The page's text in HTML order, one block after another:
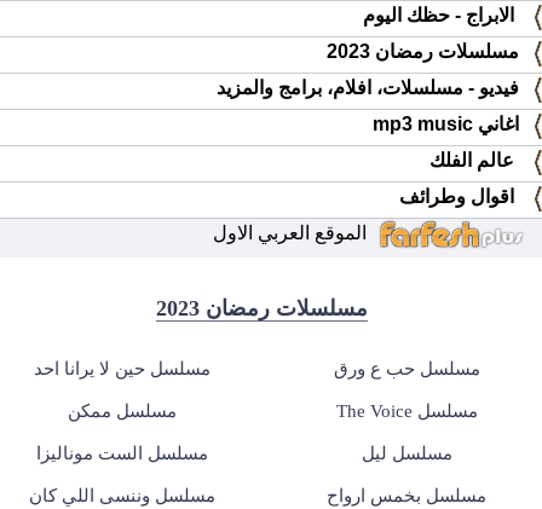
الابراج - حظك اليوم
مسلسلات رمضان 2023
فيديو - مسلسلات، افلام، برامج والمزيد
اغاني mp3 music
عالم الفلك
اقوال وطرائف
الموقع العربي الاول
مسلسلات رمضان 2023
مسلسل حب ع ورق مسلسل حين لا يرانا احد
مسلسل The Voice مسلسل ممكن
مسلسل ليل مسلسل الست موناليزا
مسلسل بخمس ارواح مسلسل وننسى اللي كان